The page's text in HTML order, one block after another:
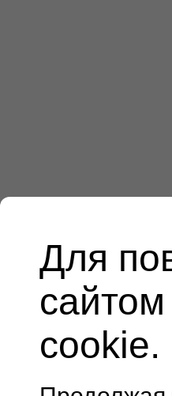
Для
cookie.